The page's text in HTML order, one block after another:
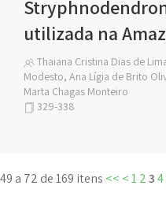
utilizada na
Thaiana Cristina Dias de
Modesto, Ana Lígia de Brito
Marta Chagas Monteiro
329-338
49 a 72 de 169 itens << <1234